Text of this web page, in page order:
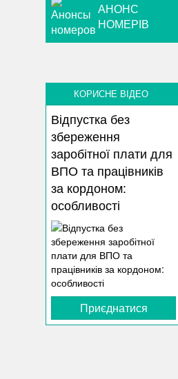
АНОНС
НОМЕРІВ
КОРИСНЕ ВІДЕО
Відпустка без
збереження
заробітної плати для
ВПО та працівників
за кордоном:
особливості
Приєднатися